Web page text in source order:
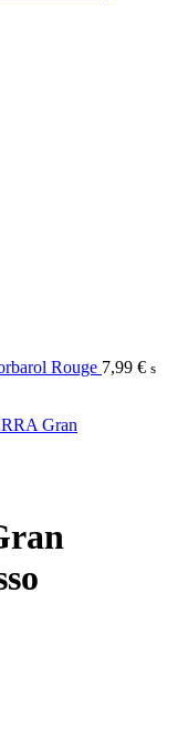
Rouge 7,99 € s